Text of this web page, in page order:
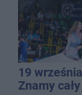
19
Znamy